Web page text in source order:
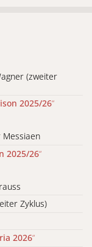
(zweiter
2025/26“
Messiaen
2025/26“
Zyklus)
2026“